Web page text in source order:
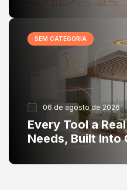
SEM CATEGORIA
06 de agosto de 2026
Every Tool a
Needs, Built Into